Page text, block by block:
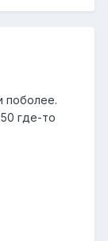
поболее.
где-то